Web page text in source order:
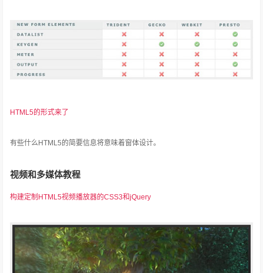
HTML5的形式来了
有些什么HTML5的简要信息将意味着窗体设计。
视频和多媒体教程
构建定制HTML5视频播放器的CSS3和jQuery